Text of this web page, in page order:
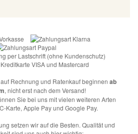
Rechnung und Ratenkauf beginnen ab
, nicht erst nach dem Versand!
Sie bei uns mit vielen weiteren Arten
Karte, Apple Pay und Google Pay.
setzen wir auf die Besten. Qualität und